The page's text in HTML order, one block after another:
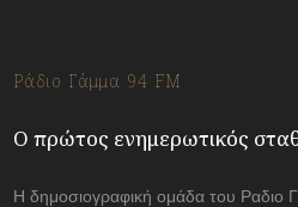
Ράδιο Γάμμα 94 FM
Ο πρώτος ενημερωτικός
Η δημοσιογραφική ομάδα του Ραδιο